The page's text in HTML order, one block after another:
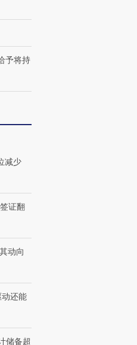
予将持
减少
证翻
动向
还能
储备超